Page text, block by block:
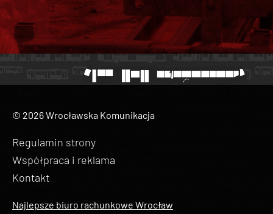
© 2026 Wrocławska Komunikacja
Regulamin strony
Współpraca i reklama
Kontakt
Najlepsze biuro rachunkowe Wrocław